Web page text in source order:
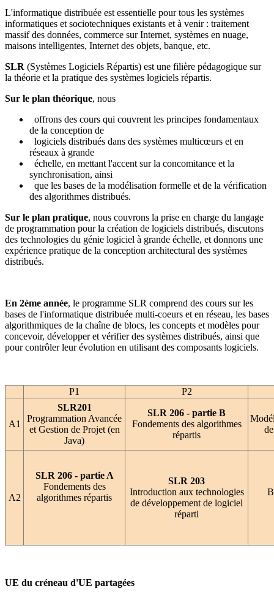
L'informatique distribuée est essentielle pour tous les systèmes
informatiques et sociotechniques existants et à venir : traitement
massif des données, commerce sur Internet, systèmes en nuage,
maisons intelligentes, Internet des objets, banque, etc.
SLR (Systèmes Logiciels Répartis) est une filière pédagogique sur
la théorie et la pratique des systèmes logiciels répartis.
Sur le plan théorique, nous
offrons des cours qui couvrent les principes fondamentaux
de la conception de
logiciels distribués dans des systèmes multicœurs et en
réseaux à grande
échelle, en mettant l'accent sur la concomitance et la
synchronisation, ainsi
que les bases de la modélisation formelle et de la vérification
des algorithmes distribués.
Sur le plan pratique, nous couvrons la prise en charge du langage
de programmation pour la création de logiciels distribués, discutons
des technologies du génie logiciel à grande échelle, et donnons une
expérience pratique de la conception architectural des systèmes
distribués.
En 2ème année, le programme SLR comprend des cours sur les
bases de l'informatique distribuée multi-coeurs et en réseau, les bases
algorithmiques de la chaîne de blocs, les concepts et modèles pour
concevoir, développer et vérifier des systèmes distribués, ainsi que
pour contrôler leur évolution en utilisant des composants logiciels.
P1 P2
A1
SLR201
Programmation Avancée
et Gestion de Projet (en
Java)
SLR 206 - partie B
Fondements des algorithmes
répartis
A2
SLR 206 - partie A
Fondements des
algorithmes répartis
SLR 203
Introduction aux technologies
de développement de logiciel
réparti
UE du créneau d'UE partagées